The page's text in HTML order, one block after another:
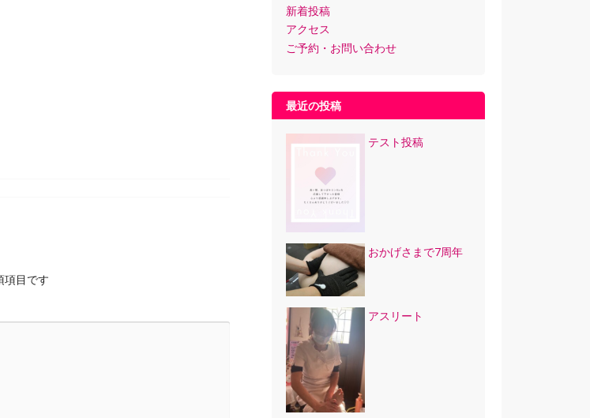
項目です
新着投稿
アクセス
ご予約・お問い合わせ
最近の投稿
テスト投稿
おかげさまで7周年
アスリート